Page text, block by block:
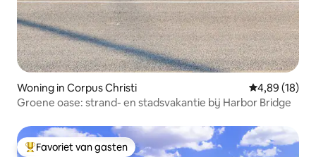
Woning in Corpus Christi Gemiddelde
4,89 (18)
Groene oase: strand- en stadsvakantie bij Harbor Bridge
Topfavoriet van gasten
Favoriet van gasten